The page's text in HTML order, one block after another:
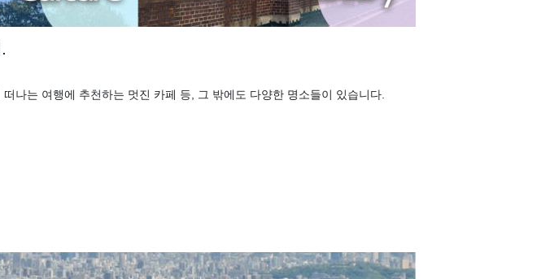
나는 여행에 추천하는 멋진 카페 등, 그 밖에도 다양한 명소들이 있습니다.